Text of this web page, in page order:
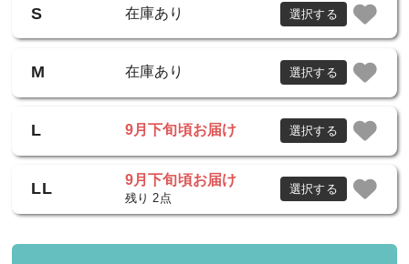
S 在庫あり 選択する
M 在庫あり 選択する
L 9月下旬頃お届け 選択する
LL 9月下旬頃お届け
残り 2点
選択する